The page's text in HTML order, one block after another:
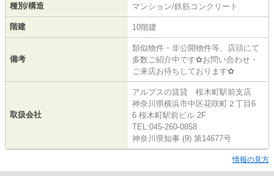
種別/構造 マンション/鉄筋コンクリート
階建 10階建
備考
類似物件・非公開物件等、店頭にて
多数ご紹介中です✿お問い合わせ・
ご来店お待ちしております✿
取扱会社
アルプスの賃貸 桜木町駅前支店
神奈川県横浜市中区花咲町２丁目6
6 桜木町駅前ビル 2F
TEL:045-260-0858
神奈川県知事 (9) 第14677号
情報の見方